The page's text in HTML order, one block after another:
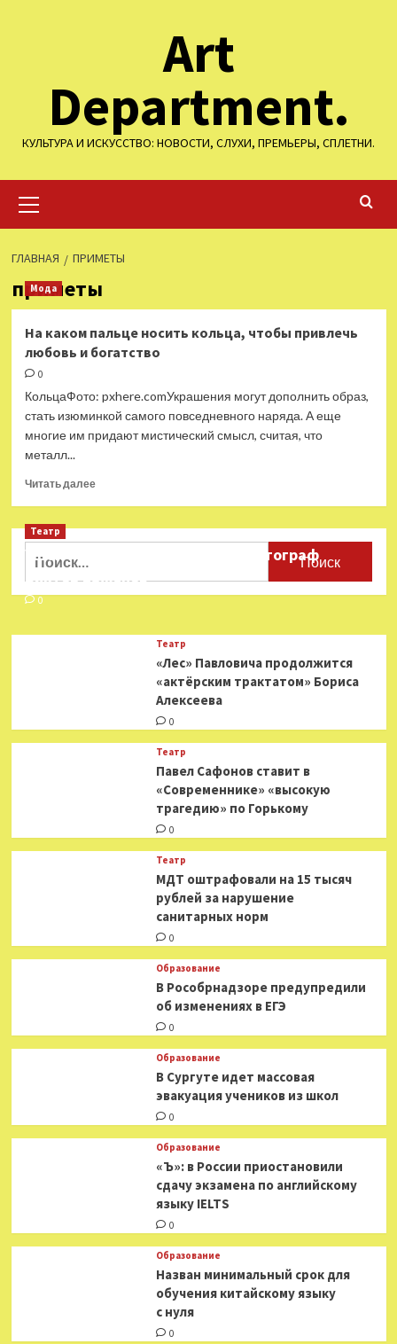
Art
Department.
КУЛЬТУРА И ИСКУССТВО: НОВОСТИ, СЛУХИ, ПРЕМЬЕРЫ, СПЛЕТНИ.
меню
ГЛАВНАЯ ПРИМЕТЫ
приметы
Мода
На каком пальце носить кольца, чтобы привлечь
любовь и богатство
0
КольцаФото: pxhere.comУкрашения могут дополнить образ,
стать изюминкой самого повседневного наряда. А еще
многие им придают мистический смысл, считая, что
металл...
Читать далееПрочитать
На
носить
кольца,
привлечь
Найти:
Театр
Ушёл из жизни театральный фотограф
Виктор Баженов
0
Театр
«Лес» Павловича продолжится
«актёрским трактатом» Бориса
Алексеева
0
Театр
Павел Сафонов ставит в
«Современнике» «высокую
трагедию» по Горькому
0
Театр
МДТ оштрафовали на 15 тысяч
рублей за нарушение
санитарных норм
0
Образование
В Рособрнадзоре предупредили
об изменениях в ЕГЭ
0
Образование
В Сургуте идет массовая
эвакуация учеников из школ
0
Образование
«Ъ»: в России приостановили
сдачу экзамена по английскому
языку IELTS
0
Образование
Назван минимальный срок для
обучения китайскому языку
с нуля
0